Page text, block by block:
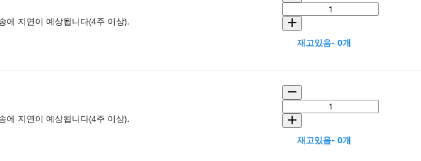
에 지연이 예상됩니다(4주 이상).
재고있음- 0개
에 지연이 예상됩니다(4주 이상).
재고있음- 0개